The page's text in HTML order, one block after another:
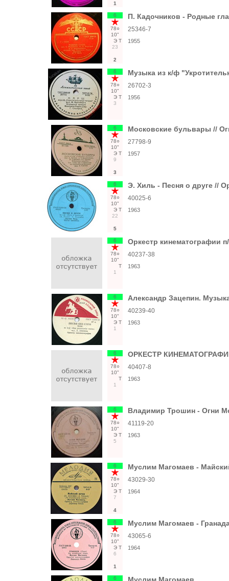
1
6
78○
10"
Э Т
23
2
П. Кадочников - Родные
25346-7
1955
6
78○
10"
Э Т
3
Музыка из к/ф
26702-3
1956
6
78○
10"
Э Т
9
3
Московские бульвары //
27798-9
1957
6
78○
10"
Э Т
22
5
Э. Хиль - Песня о друге //
40025-6
1963
6
78○
10"
Т
1
Оркестр кинематографии
40237-38
1963
6
78○
10"
Э Т
1
Александр Зацепин.
40239-40
1963
6
78○
10"
Т
1
ОРКЕСТР
40407-8
1963
6
78○
10"
Э Т
5
Владимир Трошин - Огни
41119-20
1963
6
78○
10"
Э Т
7
4
Муслим Магомаев -
43029-30
1964
6
78○
10"
Э Т
6
1
Муслим Магомаев -
43065-6
1964
6